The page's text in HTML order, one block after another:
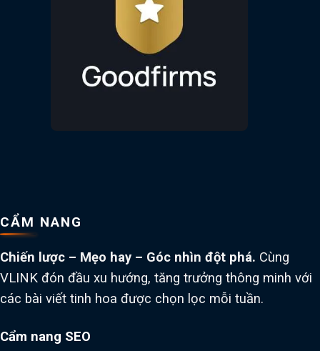
CẨM NANG
Chiến lược – Mẹo hay – Góc nhìn đột phá. Cùng
VLINK đón đầu xu hướng, tăng trưởng thông minh với
các bài viết tinh hoa được chọn lọc mỗi tuần.
Cẩm nang SEO